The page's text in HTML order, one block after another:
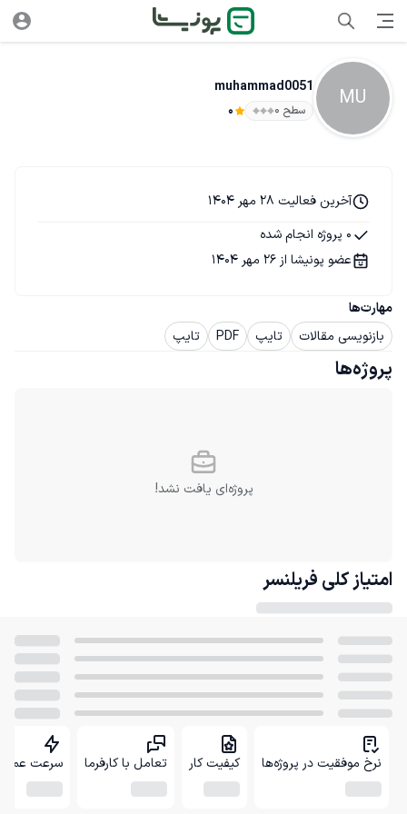
MU
muhammad0051
سطح ۰ 0
مهارت‌ها
بازنویسی مقالات
تایپ PDF تایپ
آخرین فعالیت 28 مهر 1404
0 پروژه انجام شده
عضو پونیشا از 26 مهر 1404
پروژه‌ها
پروژه‌ای یافت نشد!
امتیاز کلی فریلنسر
نرخ موفقیت در پروژه‌ها کیفیت کار تعامل با کارفرما سرعت عمل